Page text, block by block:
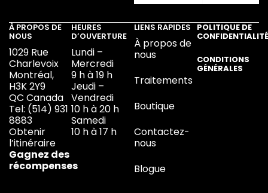
À PROPOS DE
NOUS
1029 Rue
Charlevoix
Montréal,
H3K 2Y9
QC Canada
Tel: (514) 931
8883
Obtenir
l’itinéraire
Gagnez des
récompenses
HEURES
D’OUVERTURE
Lundi –
Mercredi
9 h à 19 h
Jeudi –
Vendredi
10 h à 20 h
Samedi
10 h à 17 h
LIENS RAPIDES
À propos de
nous
Traitements
Boutique
Contactez-
nous
Blogue
POLITIQUE DE
CONFIDENTIALITÉ
CONDITIONS
GÉNÉRALES